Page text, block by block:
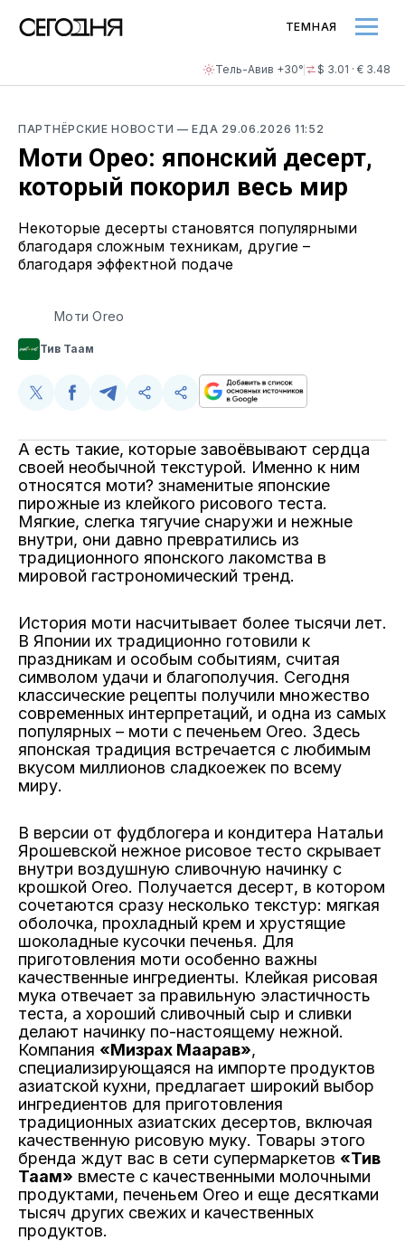
Тель-Авив +30° $ 3.01 · € 3.48
ТЕМНАЯ
ПАРТНЁРСКИЕ НОВОСТИ —ЕДА 29.06.2026 11:52
Моти Орео: японский десерт,
который покорил весь мир
Некоторые десерты становятся популярными
благодаря сложным техникам, другие –
благодаря эффектной подаче
Моти Oreo
Тив Таам
Поделиться
Twitter
Поделиться
Facebook
Поделиться
Telegram
Поделиться
WhatsApp
Скопируйте
поделитесь
ссылкой
А есть такие, которые завоёвывают сердца
своей необычной текстурой. Именно к ним
относятся моти? знаменитые японские
пирожные из клейкого рисового теста.
Мягкие, слегка тягучие снаружи и нежные
внутри, они давно превратились из
традиционного японского лакомства в
мировой гастрономический тренд.
История моти насчитывает более тысячи лет.
В Японии их традиционно готовили к
праздникам и особым событиям, считая
символом удачи и благополучия. Сегодня
классические рецепты получили множество
современных интерпретаций, и одна из самых
популярных – моти с печеньем Oreo. Здесь
японская традиция встречается с любимым
вкусом миллионов сладкоежек по всему
миру.
В версии от фудблогера и кондитера Натальи
Ярошевской нежное рисовое тесто скрывает
внутри воздушную сливочную начинку с
крошкой Oreo. Получается десерт, в котором
сочетаются сразу несколько текстур: мягкая
оболочка, прохладный крем и хрустящие
шоколадные кусочки печенья. Для
приготовления моти особенно важны
качественные ингредиенты. Клейкая рисовая
мука отвечает за правильную эластичность
теста, а хороший сливочный сыр и сливки
делают начинку по-настоящему нежной.
Компания «Мизрах Маарав»,
специализирующаяся на импорте продуктов
азиатской кухни, предлагает широкий выбор
ингредиентов для приготовления
традиционных азиатских десертов, включая
качественную рисовую муку. Товары этого
бренда ждут вас в сети супермаркетов «Тив
Таам» вместе с качественными молочными
продуктами, печеньем Oreo и еще десятками
тысяч других свежих и качественных
продуктов.